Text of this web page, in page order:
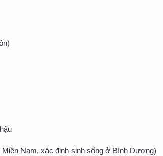
Nam, xác định sinh sống ở Bình Dương)